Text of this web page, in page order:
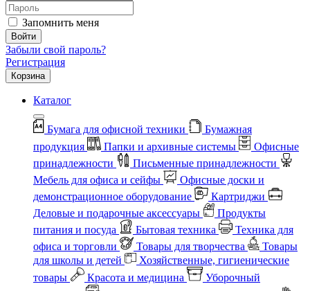
Запомнить меня
Войти
Забыли свой пароль?
Регистрация
Корзина
Каталог
Бумага для офисной техники
Бумажная
продукция
Папки и архивные системы
Офисные
принадлежности
Письменные принадлежности
Мебель для офиса и сейфы
Офисные доски и
демонстрационное оборудование
Картриджи
Деловые и подарочные аксессуары
Продукты
питания и посуда
Бытовая техника
Техника для
офиса и торговли
Товары для творчества
Товары
для школы и детей
Хозяйственные, гигиенические
товары
Красота и медицина
Уборочный